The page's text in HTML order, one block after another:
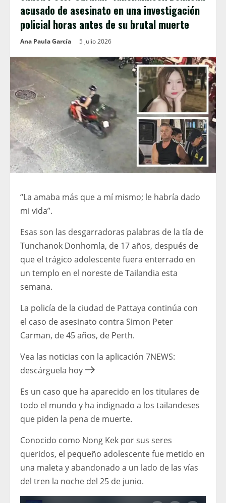
acusado de asesinato en una investigación
policial horas antes de su brutal muerte
Ana Paula García 5 julio 2026
“La amaba más que a mí mismo; le habría dado
mi vida”.
Esas son las desgarradoras palabras de la tía de
Tunchanok Donhomla, de 17 años, después de
que el trágico adolescente fuera enterrado en
un templo en el noreste de Tailandia esta
semana.
La policía de la ciudad de Pattaya continúa con
el caso de asesinato contra Simon Peter
Carman, de 45 años, de Perth.
Vea las noticias con la aplicación 7NEWS:
descárguela hoy
Es un caso que ha aparecido en los titulares de
todo el mundo y ha indignado a los tailandeses
que piden la pena de muerte.
Conocido como Nong Kek por sus seres
queridos, el pequeño adolescente fue metido en
una maleta y abandonado a un lado de las vías
del tren la noche del 25 de junio.